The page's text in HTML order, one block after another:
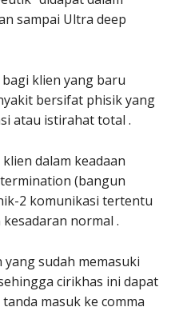
sampai Ultra deep
klien yang baru
bersifat phisik yang
atau istirahat total .
dalam keadaan
(bangun
2 komunikasi tertentu
normal .
sudah memasuki
cirikhas ini dapat
masuk ke comma